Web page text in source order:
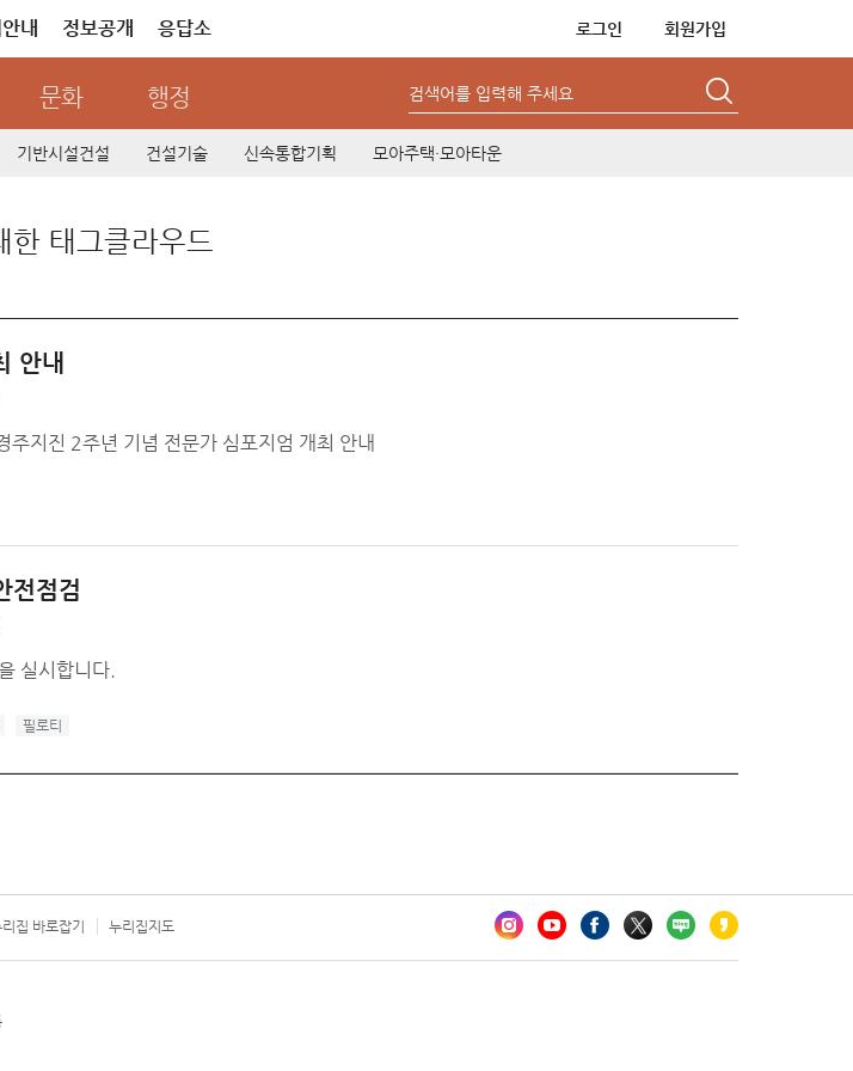
내 정보공개 응답소 로그인 회원가입
문화 행정 검색어를 입력해 주세요
기반시설건설 건설기술 신속통합기획 모아주택·모아타운
한 태그클라우드
안내
주지진 2주년 기념 전문가 심포지엄 개최 안내
전점검
실시합니다.
필로티
집 바로잡기 누리집지도